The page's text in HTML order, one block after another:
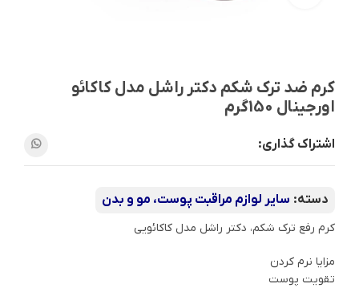
کرم ضد ترک شکم دکتر راشل مدل کاکائو
اورجینال 150گرم
اشتراک گذاری:
دسته: سایر لوازم مراقبت پوست، مو و بدن
کرم رفع ترک شکم، دکتر راشل مدل کاکائویی
مزایا نرم‌ کردن
تقویت پوست